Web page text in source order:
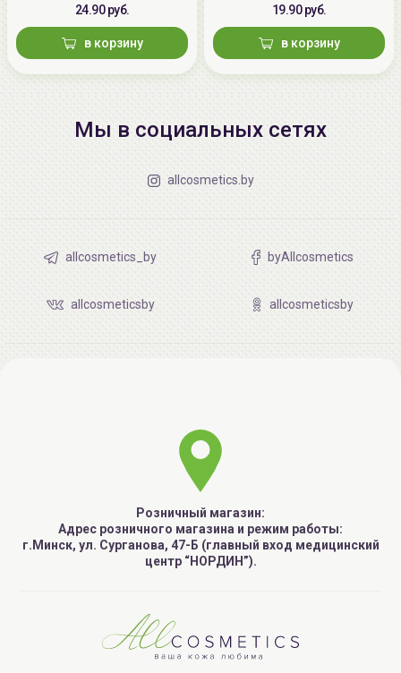
24.90 руб.
в корзину
19.90 руб.
в корзину
Мы в социальных сетях
allcosmetics.by
allcosmetics_by byAllcosmetics
allcosmeticsby allcosmeticsby
Розничный магазин:
Адрес розничного магазина и режим работы:
г.Минск, ул. Сурганова, 47-Б (главный вход медицинский
центр “НОРДИН”).